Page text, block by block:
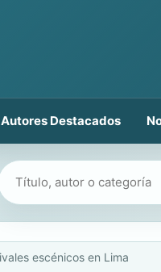
Autores Destacados
Buscar libros
escénicos en Lima